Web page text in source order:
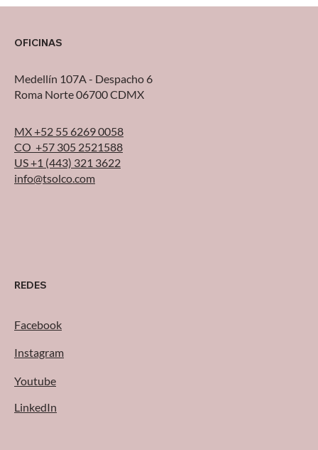
MX +52 55 6269 0058
CO +57 305 2521588
US +1 (443) 321 3622
info@tsolco.com
Medellín 107A - Despacho 6
Roma Norte 06700 CDMX
OFICINAS
REDES
LinkedIn
Instagram
Facebook
Youtube